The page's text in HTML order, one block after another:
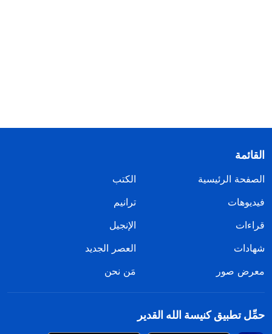
القائمة
الصفحة الرئيسية
الكتب
فيديوهات
ترانيم
قراءات
الإنجيل
شهادات
العصر الجديد
معرض صور
مَن نحن
حمِّل تطبيق كنيسة الله القدير